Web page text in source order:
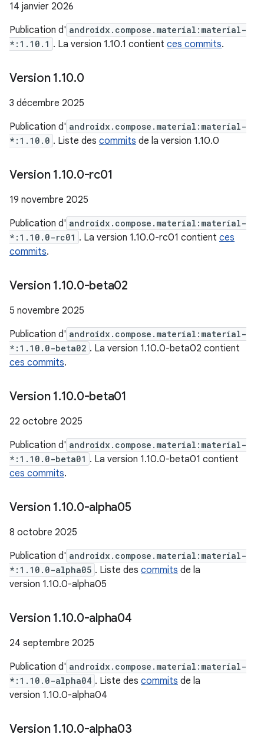
14 janvier 2026
Publication d' androidx.compose.material:material-
*:1.10.1 . La version 1.10.1 contient ces commits.
Version 1.10.0
3 décembre 2025
Publication d' androidx.compose.material:material-
*:1.10.0 . Liste des commits de la version 1.10.0
Version 1.10.0-rc01
19 novembre 2025
Publication d' androidx.compose.material:material-
*:1.10.0-rc01 . La version 1.10.0-rc01 contient ces
commits.
Version 1.10.0-beta02
5 novembre 2025
Publication d' androidx.compose.material:material-
*:1.10.0-beta02 . La version 1.10.0-beta02 contient
ces commits.
Version 1.10.0-beta01
22 octobre 2025
Publication d' androidx.compose.material:material-
*:1.10.0-beta01 . La version 1.10.0-beta01 contient
ces commits.
Version 1.10.0-alpha05
8 octobre 2025
Publication d' androidx.compose.material:material-
*:1.10.0-alpha05 . Liste des commits de la
version 1.10.0-alpha05
Version 1.10.0-alpha04
24 septembre 2025
Publication d' androidx.compose.material:material-
*:1.10.0-alpha04 . Liste des commits de la
version 1.10.0-alpha04
Version 1.10.0-alpha03